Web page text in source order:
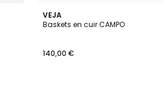
VEJA
Baskets en cuir CAMPO
140,00 €
4,4
/ 5